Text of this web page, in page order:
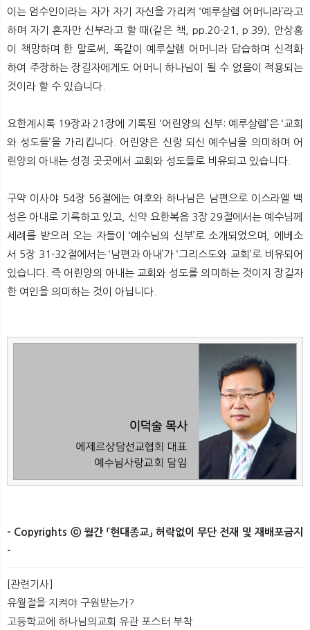
이는 엄수인이라는 자가 자기 자신을 가리켜 ‘예루살렘 어머니라’라고
하며 자기 혼자만 신부라고 할 때(같은 책, pp.20-21, p.39), 안상홍
이 책망하며 한 말로써, 똑같이 예루살렘 어머니라 답습하며 신격화
하여 주장하는 장길자에게도 어머니 하나님이 될 수 없음이 적용되는
것이라 할 수 있습니다.
요한계시록 19장과 21장에 기록된 ‘어린양의 신부: 예루살렘’은 ‘교회
와 성도들’을 가리킵니다. 어린양은 신랑 되신 예수님을 의미하며 어
린양의 아내는 성경 곳곳에서 교회와 성도들로 비유되고 있습니다.
구약 이사야 54장 56절에는 여호와 하나님은 남편으로 이스라엘 백
성은 아내로 기록하고 있고, 신약 요한복음 3장 29절에서는 예수님께
세례를 받으러 오는 자들이 ‘예수님의 신부’로 소개되었으며, 에베소
서 5장 31-32절에서는 ‘남편과 아내’가 ‘그리스도와 교회’로 비유되어
있습니다. 즉 어린양의 아내는 교회와 성도를 의미하는 것이지 장길자
한 여인을 의미하는 것이 아닙니다.
- Copyrights ⓒ 월간 「현대종교」 허락없이 무단 전재 및 재배포금지
-
[관련기사]
유월절을 지켜야 구원받는가?
고등학교에 하나님의교회 유관 포스터 부착